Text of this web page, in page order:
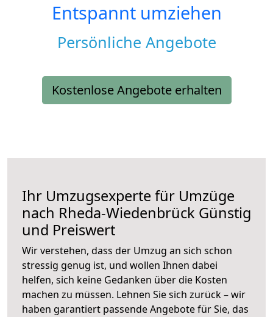
Entspannt umziehen
Persönliche Angebote
Kostenlose Angebote erhalten
Ihr Umzugsexperte für Umzüge
nach Rheda-Wiedenbrück Günstig
und Preiswert
Wir verstehen, dass der Umzug an sich schon
stressig genug ist, und wollen Ihnen dabei
helfen, sich keine Gedanken über die Kosten
machen zu müssen. Lehnen Sie sich zurück – wir
haben garantiert passende Angebote für Sie, das